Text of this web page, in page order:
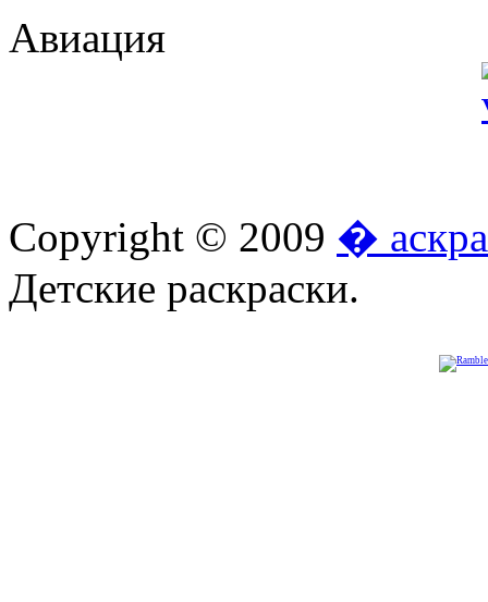
Авиация
Copyright © 2009 �
Детские раскраски.